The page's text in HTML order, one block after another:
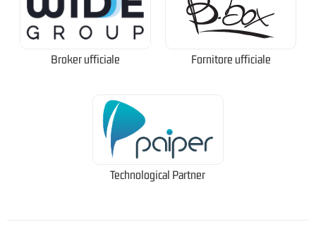
Broker ufficiale Fornitore ufficiale
Technological Partner